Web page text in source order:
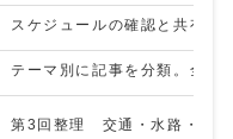
スケジュールの確認と共有。
テーマ別に記事を分類。全体
第3回整理 交通・水路・街道